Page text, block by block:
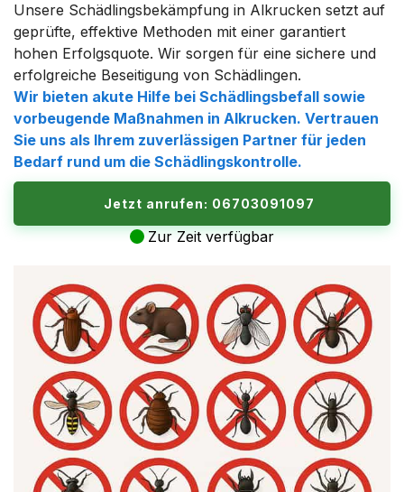
Unsere Schädlingsbekämpfung in Alkrucken setzt auf
geprüfte, effektive Methoden mit einer garantiert
hohen Erfolgsquote. Wir sorgen für eine sichere und
erfolgreiche Beseitigung von Schädlingen.
Wir bieten akute Hilfe bei Schädlingsbefall sowie
vorbeugende Maßnahmen in Alkrucken. Vertrauen
Sie uns als Ihrem zuverlässigen Partner für jeden
Bedarf rund um die Schädlingskontrolle.
Jetzt anrufen: 06703091097
Zur Zeit verfügbar